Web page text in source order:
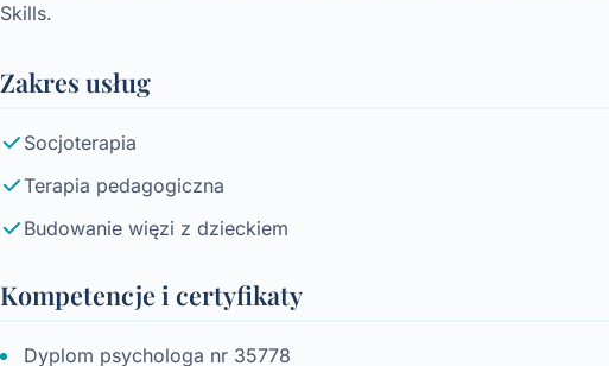
Skills.
Zakres usług
Socjoterapia
Terapia pedagogiczna
Budowanie więzi z dzieckiem
Kompetencje i certyfikaty
Dyplom psychologa nr 35778